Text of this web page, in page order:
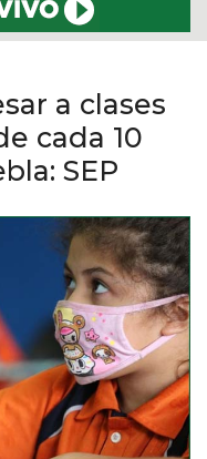
a clases
cada 10
SEP